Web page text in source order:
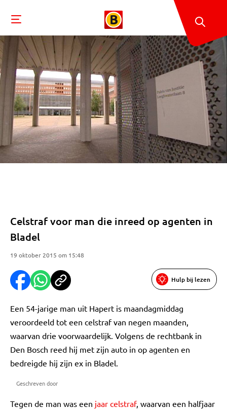
Celstraf voor man die inreed op agenten in
Bladel
19 oktober 2015 om 15:48
Hulp bij lezen
Een 54-jarige man uit Hapert is maandagmiddag
veroordeeld tot een celstraf van negen maanden,
waarvan drie voorwaardelijk. Volgens de rechtbank in
Den Bosch reed hij met zijn auto in op agenten en
bedreigde hij zijn ex in Bladel.
Geschreven door
Tegen de man was een jaar celstraf, waarvan een halfjaar